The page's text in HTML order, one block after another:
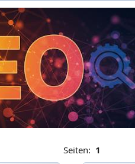
Seiten: 1